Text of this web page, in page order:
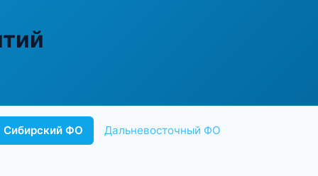
Сибирский ФО Дальневосточный ФО